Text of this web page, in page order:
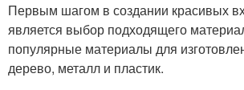
Первым шагом в создании красивых
является выбор подходящего
популярные материалы для
дерево, металл и пластик.